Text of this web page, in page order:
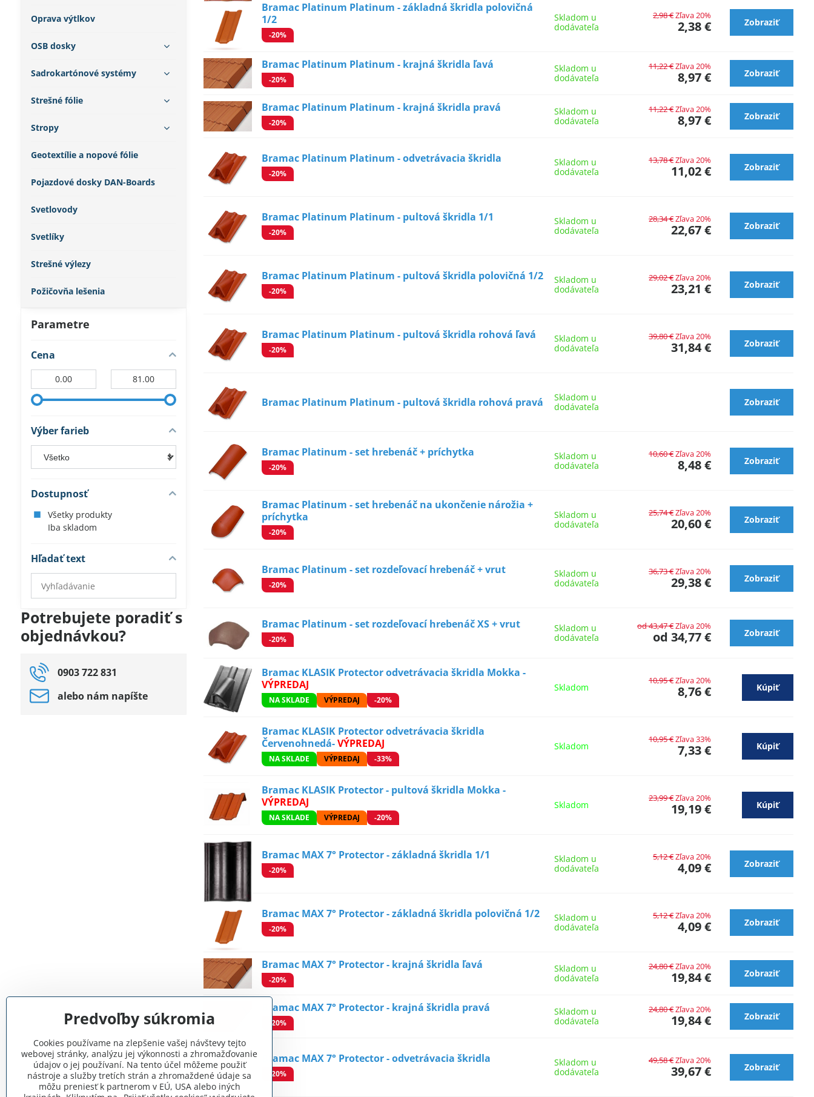
Bramac Platinum Platinum - základná škridla polovičná
1/2
-20%
Skladom u
dodávateľa
2,38 €
2,98 €Zľava 20%
Zobraziť
Bramac Platinum Platinum - krajná škridla ľavá
-20%
Skladom u
dodávateľa
8,97 €
11,22 €Zľava 20%
Zobraziť
Bramac Platinum Platinum - krajná škridla pravá
-20%
Skladom u
dodávateľa
8,97 €
11,22 €Zľava 20%
Zobraziť
Bramac Platinum Platinum - odvetrávacia škridla
-20%
Skladom u
dodávateľa
11,02 €
13,78 €Zľava 20%
Zobraziť
Bramac Platinum Platinum - pultová škridla 1/1
-20%
Skladom u
dodávateľa
22,67 €
28,34 €Zľava 20%
Zobraziť
Bramac Platinum Platinum - pultová škridla polovičná 1/2
-20%
Skladom u
dodávateľa
23,21 €
29,02 €Zľava 20%
Zobraziť
Bramac Platinum Platinum - pultová škridla rohová ľavá
-20%
Skladom u
dodávateľa
31,84 €
39,80 €Zľava 20%
Zobraziť
Bramac Platinum Platinum - pultová škridla rohová pravá
Skladom u
dodávateľa
Zobraziť
Bramac Platinum - set hrebenáč + príchytka
-20%
Skladom u
dodávateľa
8,48 €
10,60 €Zľava 20%
Zobraziť
Bramac Platinum - set hrebenáč na ukončenie nárožia +
príchytka
-20%
Skladom u
dodávateľa
20,60 €
25,74 €Zľava 20%
Zobraziť
Bramac Platinum - set rozdeľovací hrebenáč + vrut
-20%
Skladom u
dodávateľa
29,38 €
36,73 €Zľava 20%
Zobraziť
Bramac Platinum - set rozdeľovací hrebenáč XS + vrut
-20%
Skladom u
dodávateľa
od 34,77 €
od 43,47 €Zľava 20%
Zobraziť
Bramac KLASIK Protector odvetrávacia škridla Mokka -
VÝPREDAJ
NA SKLADE VÝPREDAJ -20%
Skladom 8,76 €
10,95 €Zľava 20%
Kúpiť
Bramac KLASIK Protector odvetrávacia škridla
Červenohnedá-VÝPREDAJ
NA SKLADE VÝPREDAJ -33%
Skladom 7,33 €
10,95 €Zľava 33%
Kúpiť
Bramac KLASIK Protector - pultová škridla Mokka -
VÝPREDAJ
NA SKLADE VÝPREDAJ -20%
Skladom 19,19 €
23,99 €Zľava 20%
Kúpiť
Bramac MAX 7° Protector - základná škridla 1/1
-20%
Skladom u
dodávateľa
4,09 €
5,12 €Zľava 20%
Zobraziť
Bramac MAX 7° Protector - základná škridla polovičná 1/2
-20%
Skladom u
dodávateľa
4,09 €
5,12 €Zľava 20%
Zobraziť
Bramac MAX 7° Protector - krajná škridla ľavá
-20%
Skladom u
dodávateľa
19,84 €
24,80 €Zľava 20%
Zobraziť
Bramac MAX 7° Protector - krajná škridla pravá
-20%
Skladom u
dodávateľa
19,84 €
24,80 €Zľava 20%
Zobraziť
Bramac MAX 7° Protector - odvetrávacia škridla
-20%
Skladom u
dodávateľa
39,67 €
49,58 €Zľava 20%
Zobraziť
Parametre
Cena
Výber farieb
Dostupnosť
Všetky produkty
Iba skladom
Hľadať text
Prehľadať
výsledky
fulltextom
Potrebujete poradiť s
objednávkou?
0903 722 831
alebo nám napíšte
Oprava výtlkov
OSB dosky
Sadrokartónové systémy
Strešné fólie
Stropy
Geotextílie a nopové fólie
Pojazdové dosky DAN-Boards
Svetlovody
Svetlíky
Strešné výlezy
Požičovňa lešenia
Predvoľby súkromia
Cookies používame na zlepšenie vašej návštevy tejto
webovej stránky, analýzu jej výkonnosti a zhromažďovanie
údajov o jej používaní. Na tento účel môžeme použiť
nástroje a služby tretích strán a zhromaždené údaje sa
môžu preniesť k partnerom v EÚ, USA alebo iných